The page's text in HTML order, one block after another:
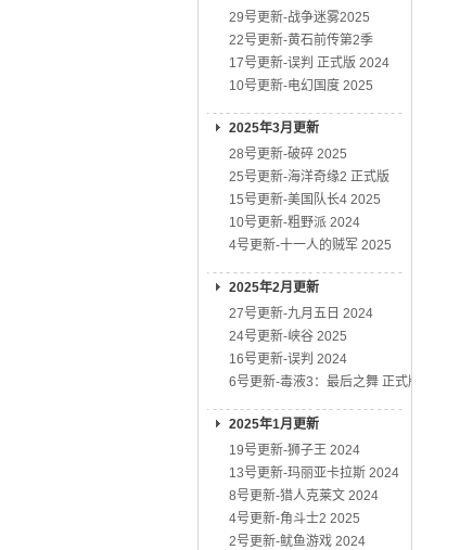
29号更新-战争迷雾2025
22号更新-黄石前传第2季
17号更新-误判 正式版 2024
10号更新-电幻国度 2025
2025年3月更新
28号更新-破碎 2025
25号更新-海洋奇缘2 正式版
15号更新-美国队长4 2025
10号更新-粗野派 2024
4号更新-十一人的贼军 2025
2025年2月更新
27号更新-九月五日 2024
24号更新-峡谷 2025
16号更新-误判 2024
6号更新-毒液3：最后之舞 正式版
2025年1月更新
19号更新-狮子王 2024
13号更新-玛丽亚卡拉斯 2024
8号更新-猎人克莱文 2024
4号更新-角斗士2 2025
2号更新-鱿鱼游戏 2024